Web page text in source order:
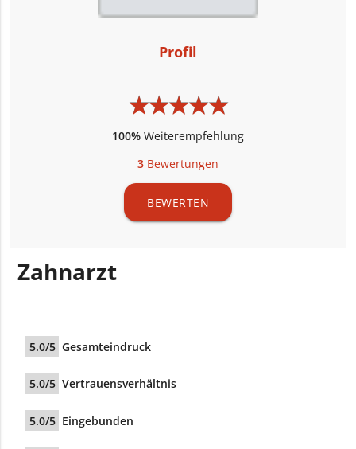
Profil
★★★★★
★★★★★
100% Weiterempfehlung
3 Bewertungen
BEWERTEN
Zahnarzt
5.0/5 Gesamteindruck
5.0/5 Vertrauensverhältnis
5.0/5 Eingebunden